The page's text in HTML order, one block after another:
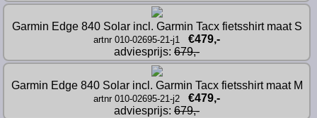
Garmin Edge 840 Solar incl. Garmin Tacx fietsshirt maat S
artnr 010-02695-21-j1
€479,-
adviesprijs: 679,-
Garmin Edge 840 Solar incl. Garmin Tacx fietsshirt maat M
artnr 010-02695-21-j2
€479,-
adviesprijs: 679,-